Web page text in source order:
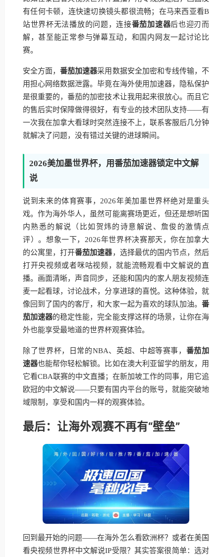
有任何卡顿，连快速切换镜头都很流畅；在马来西亚看B
站世界杯无法播放的问题，连接番茄加速器后也迎刃而
解，甚至能正常参与弹幕互动，和国内网友一起讨论比
赛。
安全方面，番茄加速器采用数据安全加密和专线传输，不
用担心网络数据泄露。毕竟在海外使用加速器，隐私保护
是很重要的，番茄的加密技术让我用起来很放心。而且它
的售后实时保障做得很好，有专业的技术团队支持——有
一次我在加拿大看球时突然连接不上，联系客服后几分钟
就解决了问题，没有错过关键的进球瞬间。
2026美加墨世界杯，用番茄加速器锁定中文解
说
说到未来的体育赛事，2026年美加墨世界杯绝对是重头
戏。作为海外华人，虽然可能离赛场更近，但还是想听国
内熟悉的解说（比如贺炜的诗意解说、詹俊的激情点
评）。想象一下，2026年世界杯决赛那天，你在加拿大
的公寓里，打开番茄加速器，选择最优的国内节点，然后
打开央视频或者咪咕视频，就能流畅观看中文解说的直
播。画面清晰，声音同步，还能和国内的家人朋友视频连
麦一起看球，讨论战术，分享进球的喜悦。这种体验，就
像回到了国内的客厅，和大家一起为喜欢的球队加油。 番
茄加速器的稳定性能，完全能支撑这样的场景，让你在海
外也能享受最地道的世界杯观赛体验。
除了世界杯，日常的NBA、英超、中超等赛事， 番茄加
速器也能帮你轻松解锁。比如在澳大利亚留学的朋友，用
它看CBA联赛的中文直播；在新加坡工作的同事，用它追
欧冠的中文解说——只要有国内平台的账号，就能突破地
域限制，享受和国内一样的观赛体验。
最后：让海外观赛不再有“壁垒”
回到最开始的问题——在海外怎么看欧洲杯？或者在美国
看央视频世界杯中文解说IP受限？其实答案很简单：选对